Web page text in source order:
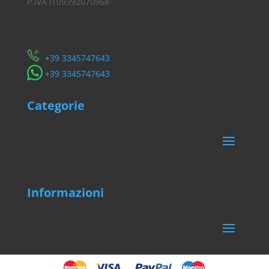
​+39 3345747643
​+39 3345747643
Categorie
Informazioni